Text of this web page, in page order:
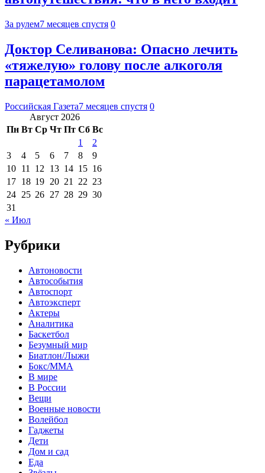
За рулем7 месяцев спустя 0
Доктор Селиванова: Опасно лечить
«тяжелую» голову после алкоголя
парацетамолом
Российская Газета7 месяцев спустя 0
Август 2026
Пн Вт Ср Чт Пт Сб Вс
1
2
3
4 5 6 7 8
9
10 11 12 13 14 15 16
17 18 19 20 21 22 23
24 25 26 27 28 29 30
31
« Июл
Рубрики
Автоновости
Автособытия
Автоспорт
Автоэксперт
Актеры
Аналитика
Баскетбол
Безумный мир
Биатлон/Лыжи
Бокс/MMA
В мире
В России
Вещи
Военные новости
Волейбол
Гаджеты
Дети
Дом и сад
Еда